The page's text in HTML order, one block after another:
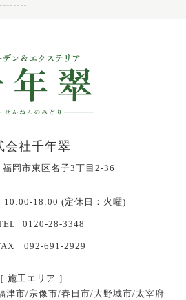
会社千年翠
岡市東区名子3丁目2-36
18:00 (定休日：火曜)
0120-28-3348
092-691-2929
［ 施工エリア ］
津市/宗像市/春日市/大野城市/太宰府